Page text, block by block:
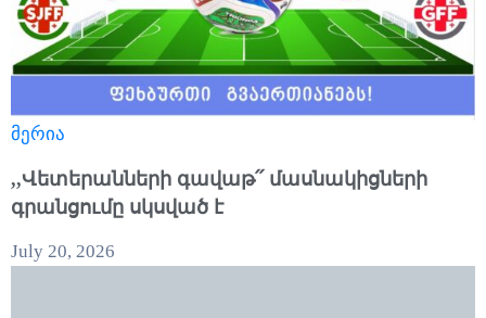
მერია
,,Վետերանների գավաթ՛՛ մասնակիցների
գրանցումը սկսված է
July 20, 2026